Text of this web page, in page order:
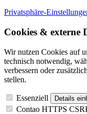
Privatsphäre-
Cookies & externe
Wir nutzen Cookies auf
technisch notwendig,
verbessern oder
stellen.
Essenziell Details
Contao HTTPS